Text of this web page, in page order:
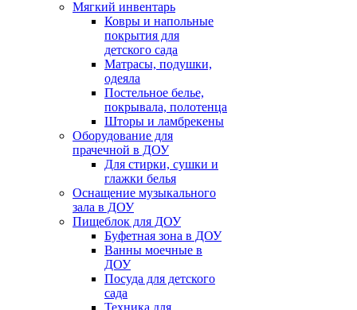
Мягкий инвентарь
Ковры и напольные
покрытия для
детского сада
Матрасы, подушки,
одеяла
Постельное белье,
покрывала, полотенца
Шторы и ламбрекены
Оборудование для
прачечной в ДОУ
Для стирки, сушки и
глажки белья
Оснащение музыкального
зала в ДОУ
Пищеблок для ДОУ
Буфетная зона в ДОУ
Ванны моечные в
ДОУ
Посуда для детского
сада
Техника для